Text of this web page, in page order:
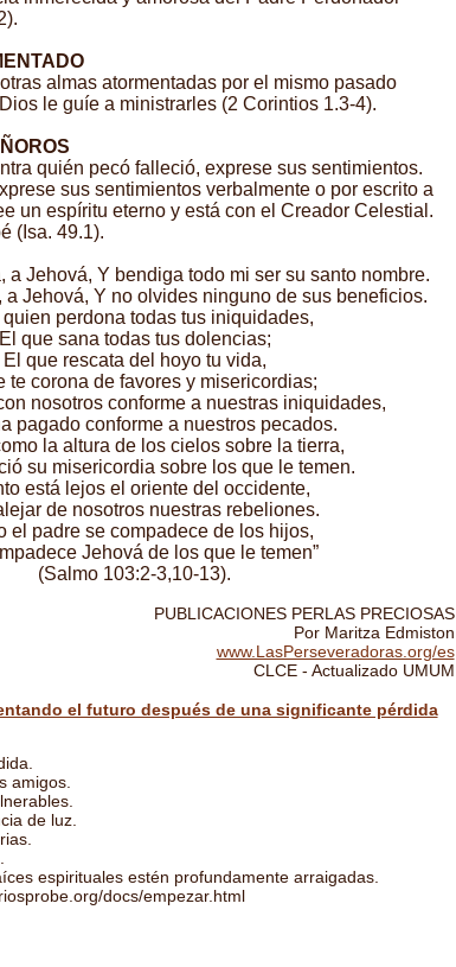
almas atormentadas por el mismo pasado
le guíe a ministrarles (2 Corintios 1.3-4).
quién pecó falleció, exprese sus sentimientos.
sus sentimientos verbalmente o por escrito a
un espíritu eterno y está con el Creador Celestial.
(Isa. 49.1).
a Jehová, Y bendiga todo mi ser su santo nombre.
a Jehová, Y no olvides ninguno de sus beneficios.
quien perdona todas tus iniquidades,
El que sana todas tus dolencias;
El que rescata del hoyo tu vida,
te corona de favores y misericordias;
nosotros conforme a nuestras iniquidades,
pagado conforme a nuestros pecados.
la altura de los cielos sobre la tierra,
su misericordia sobre los que le temen.
está lejos el oriente del occidente,
de nosotros nuestras rebeliones.
el padre se compadece de los hijos,
Jehová de los que le temen”
(Salmo 103:2-3,10-13).
PUBLICACIONES PERLAS PRECIOSAS
Por Maritza Edmiston
www.LasPerseveradoras.org/es
CLCE - Actualizado UMUM
el futuro después de una significante pérdida
amigos.
de luz.
espirituales estén profundamente arraigadas.
docs/empezar.html